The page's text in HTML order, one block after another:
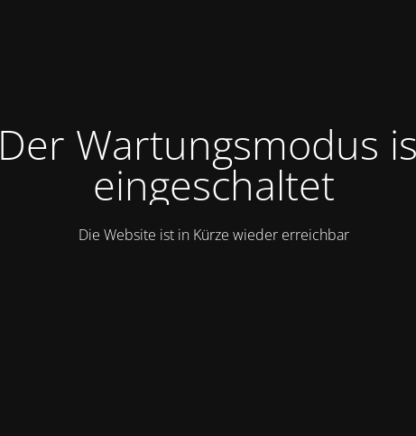
Der Wartungsmodus
eingeschaltet
Die Website ist in Kürze wieder erreichbar